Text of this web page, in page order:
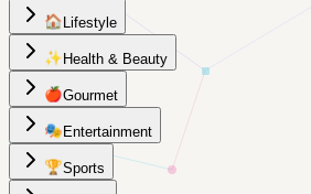
🏠 Lifestyle
✨ Health & Beauty
🍎Gourmet
🎭 Entertainment
🏆Sports